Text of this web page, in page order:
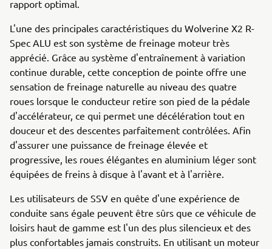
rapport optimal.
L'une des principales caractéristiques du Wolverine X2 R-
Spec ALU est son système de freinage moteur très
apprécié. Grâce au système d'entraînement à variation
continue durable, cette conception de pointe offre une
sensation de freinage naturelle au niveau des quatre
roues lorsque le conducteur retire son pied de la pédale
d'accélérateur, ce qui permet une décélération tout en
douceur et des descentes parfaitement contrôlées. Afin
d'assurer une puissance de freinage élevée et
progressive, les roues élégantes en aluminium léger sont
équipées de freins à disque à l'avant et à l'arrière.
Les utilisateurs de SSV en quête d'une expérience de
conduite sans égale peuvent être sûrs que ce véhicule de
loisirs haut de gamme est l'un des plus silencieux et des
plus confortables jamais construits. En utilisant un moteur